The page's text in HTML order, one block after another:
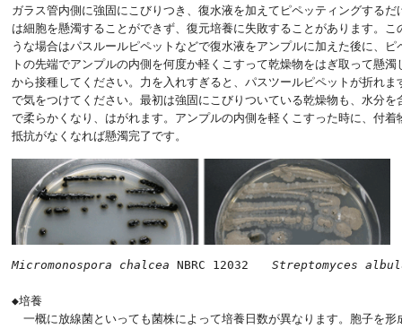
ガラス管内側に強固にこびりつき、復水液を加えてピペッティングするだ
は細胞を懸濁することができず、復元培養に失敗することがあります。こ
うな場合はパスルールピペットなどで復水液をアンプルに加えた後に、ピ
トの先端でアンプルの内側を何度か軽くこすって乾燥物をはぎ取って懸濁
から接種してください。力を入れすぎると、パスツールピペットが折れま
で気をつけてください。最初は強固にこびりついている乾燥物も、水分を
で柔らかくなり、はがれます。アンプルの内側を軽くこすった時に、付着
抵抗がなくなれば懸濁完了です。
Micromonospora chalcea NBRC 12032 Streptomyces
◆培養
一概に放線菌といっても菌株によって培養日数が異なります。胞子を形